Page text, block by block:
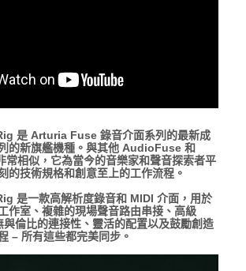
是 Arturia Fuse 錄音介面系列的最新成
的新旗艦機種。與其他 AudioFuse 和
相似，它為當今的音樂家和聲音探索者平
的技術規格和創意至上的工作流程。
是一款高解析度錄音和 MIDI 介面，用於
作室、複雜的現場聲音路由串接、高級
與倫比的連接性、靈活的配置以及鼓勵創造
– 所有這些都完美同步。